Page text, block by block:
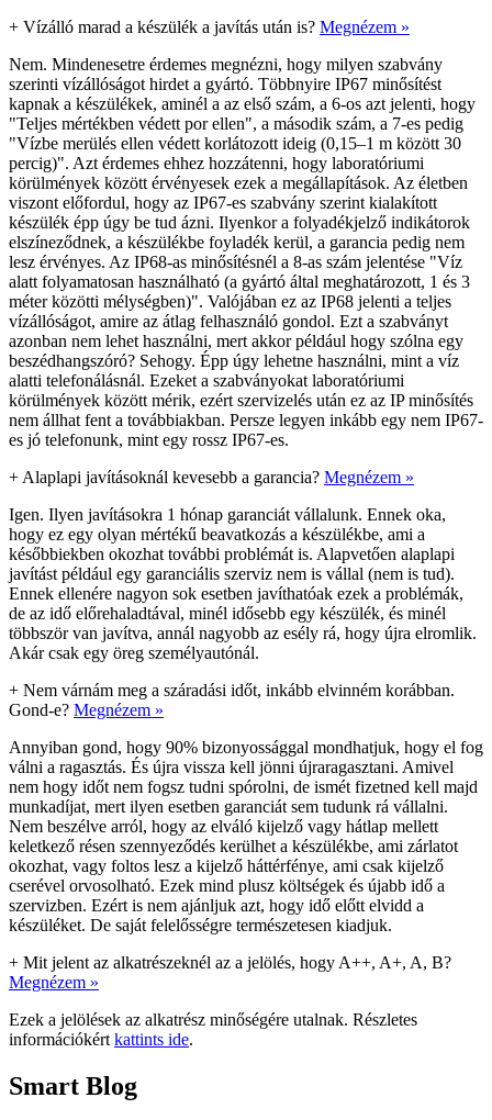
+ Vízálló marad a készülék a javítás után is? Megnézem »
Nem. Mindenesetre érdemes megnézni, hogy milyen szabvány
szerinti vízállóságot hirdet a gyártó. Többnyire IP67 minősítést
kapnak a készülékek, aminél a az első szám, a 6-os azt jelenti, hogy
"Teljes mértékben védett por ellen", a második szám, a 7-es pedig
"Vízbe merülés ellen védett korlátozott ideig (0,15–1 m között 30
percig)". Azt érdemes ehhez hozzátenni, hogy laboratóriumi
körülmények között érvényesek ezek a megállapítások. Az életben
viszont előfordul, hogy az IP67-es szabvány szerint kialakított
készülék épp úgy be tud ázni. Ilyenkor a folyadékjelző indikátorok
elszíneződnek, a készülékbe foyladék kerül, a garancia pedig nem
lesz érvényes. Az IP68-as minősítésnél a 8-as szám jelentése "Víz
alatt folyamatosan használható (a gyártó által meghatározott, 1 és 3
méter közötti mélységben)". Valójában ez az IP68 jelenti a teljes
vízállóságot, amire az átlag felhasználó gondol. Ezt a szabványt
azonban nem lehet használni, mert akkor például hogy szólna egy
beszédhangszóró? Sehogy. Épp úgy lehetne használni, mint a víz
alatti telefonálásnál. Ezeket a szabványokat laboratóriumi
körülmények között mérik, ezért szervizelés után ez az IP minősítés
nem állhat fent a továbbiakban. Persze legyen inkább egy nem IP67-
es jó telefonunk, mint egy rossz IP67-es.
+ Alaplapi javításoknál kevesebb a garancia? Megnézem »
Igen. Ilyen javításokra 1 hónap garanciát vállalunk. Ennek oka,
hogy ez egy olyan mértékű beavatkozás a készülékbe, ami a
későbbiekben okozhat további problémát is. Alapvetően alaplapi
javítást például egy garanciális szerviz nem is vállal (nem is tud).
Ennek ellenére nagyon sok esetben javíthatóak ezek a problémák,
de az idő előrehaladtával, minél idősebb egy készülék, és minél
többször van javítva, annál nagyobb az esély rá, hogy újra elromlik.
Akár csak egy öreg személyautónál.
+ Nem várnám meg a száradási időt, inkább elvinném korábban.
Gond-e? Megnézem »
Annyiban gond, hogy 90% bizonyossággal mondhatjuk, hogy el fog
válni a ragasztás. És újra vissza kell jönni újraragasztani. Amivel
nem hogy időt nem fogsz tudni spórolni, de ismét fizetned kell majd
munkadíjat, mert ilyen esetben garanciát sem tudunk rá vállalni.
Nem beszélve arról, hogy az elváló kijelző vagy hátlap mellett
keletkező résen szennyeződés kerülhet a készülékbe, ami zárlatot
okozhat, vagy foltos lesz a kijelző háttérfénye, ami csak kijelző
cserével orvosolható. Ezek mind plusz költségek és újabb idő a
szervizben. Ezért is nem ajánljuk azt, hogy idő előtt elvidd a
készüléket. De saját felelősségre természetesen kiadjuk.
+ Mit jelent az alkatrészeknél az a jelölés, hogy A++, A+, A, B?
Megnézem »
Ezek a jelölések az alkatrész minőségére utalnak. Részletes
információkért kattints ide.
Smart Blog